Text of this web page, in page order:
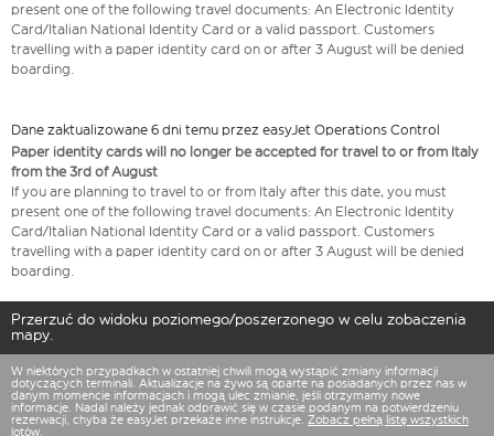
present one of the following travel documents: An Electronic Identity
Card/Italian National Identity Card or a valid passport. Customers
travelling with a paper identity card on or after 3 August will be denied
boarding.
Dane zaktualizowane 6 dni temu przez easyJet Operations Control
Paper identity cards will no longer be accepted for travel to or from Italy
from the 3rd of August
If you are planning to travel to or from Italy after this date, you must
present one of the following travel documents: An Electronic Identity
Card/Italian National Identity Card or a valid passport. Customers
travelling with a paper identity card on or after 3 August will be denied
boarding.
Przerzuć do widoku poziomego/poszerzonego w celu zobaczenia
mapy.
W niektórych przypadkach w ostatniej chwili mogą wystąpić zmiany informacji
dotyczących terminali. Aktualizacje na żywo są oparte na posiadanych przez nas w
danym momencie informacjach i mogą ulec zmianie, jeśli otrzymamy nowe
informacje. Nadal należy jednak odprawić się w czasie podanym na potwierdzeniu
rezerwacji, chyba że easyJet przekaże inne instrukcje. Zobacz pełną listę wszystkich
lotów.